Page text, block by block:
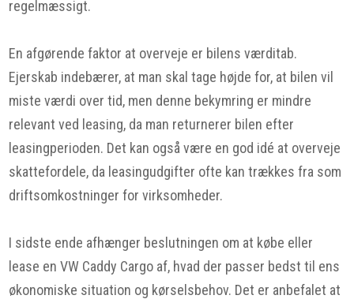
regelmæssigt.
En afgørende faktor at overveje er bilens værditab.
Ejerskab indebærer, at man skal tage højde for, at bilen vil
miste værdi over tid, men denne bekymring er mindre
relevant ved leasing, da man returnerer bilen efter
leasingperioden. Det kan også være en god idé at overveje
skattefordele, da leasingudgifter ofte kan trækkes fra som
driftsomkostninger for virksomheder.
I sidste ende afhænger beslutningen om at købe eller
lease en VW Caddy Cargo af, hvad der passer bedst til ens
økonomiske situation og kørselsbehov. Det er anbefalet at